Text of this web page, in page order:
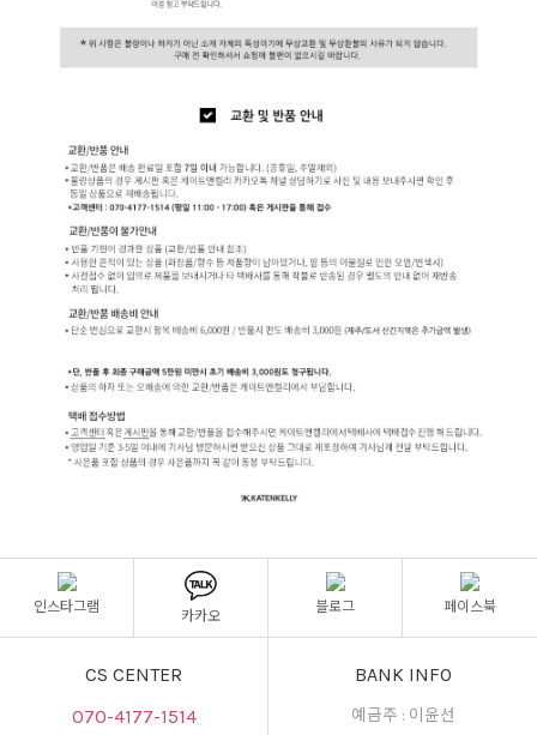
인스타그램
카카오
블로그 페이스북
CS CENTER
070-4177-1514
BANK INFO
예금주 : 이윤선